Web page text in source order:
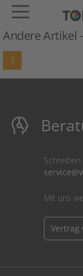
Andere Artikel -
1
Schreiben
Mit uns
Vertrag